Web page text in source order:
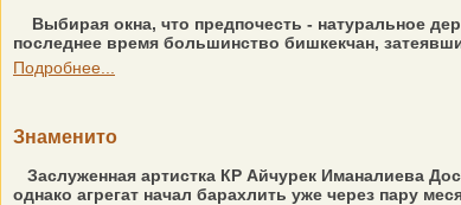
Выбирая окна, что предпочесть - натуральное
последнее время большинство бишкекчан,
Подробнее...
Знаменито
Заслуженная артистка КР Айчурек Иманалиева
однако агрегат начал барахлить уже через пару